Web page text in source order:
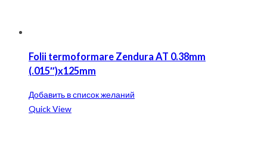
Folii termoformare Zendura AT 0.38mm
(.015″)x125mm
Добавить в список желаний
Quick View